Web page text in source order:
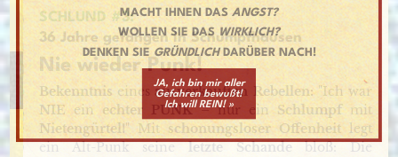
SCHLUND #3:
36 Jahre gefangen in Schumpfhausen
Nie wieder Punk!
Bekenntniseinesausverkauften Rebellen:"Ich war
NIE ein echter PUNK– nur ein Schlumpfmit
Nietengürtel! " Mit schonungsloser Offenheitlegt
ein Alt-Punk seine
letzte Schande
bloß: Die
MACHT IHNEN DASANGST?
WOLLEN SIE DAS
WIRKLICH?
DENKEN SIE GRÜNDLICHDARÜBER NACH!
JA, ich bin mir aller
Gefahren bewußt!
Ich will REIN! »